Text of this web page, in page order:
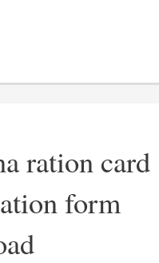
ration card
form